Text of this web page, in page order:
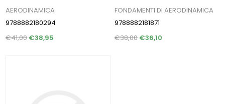
AERODINAMICA
9788882180294
€41,00 €38,95
FONDAMENTI DI AERODINAMICA
9788882181871
€38,00€36,10